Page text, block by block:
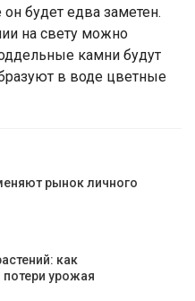
будет едва заметен.
на свету можно
камни будут
в воде цветные
рынок личного
как
урожая